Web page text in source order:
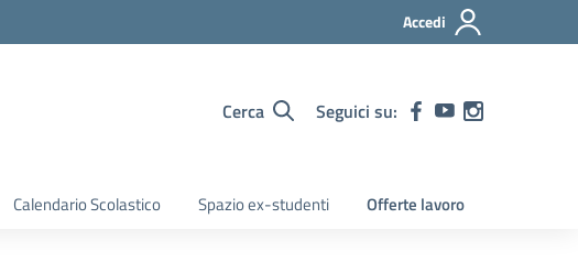
Accedi
Cerca Seguici su:
Calendario Scolastico Spazio ex-studenti Offerte lavoro